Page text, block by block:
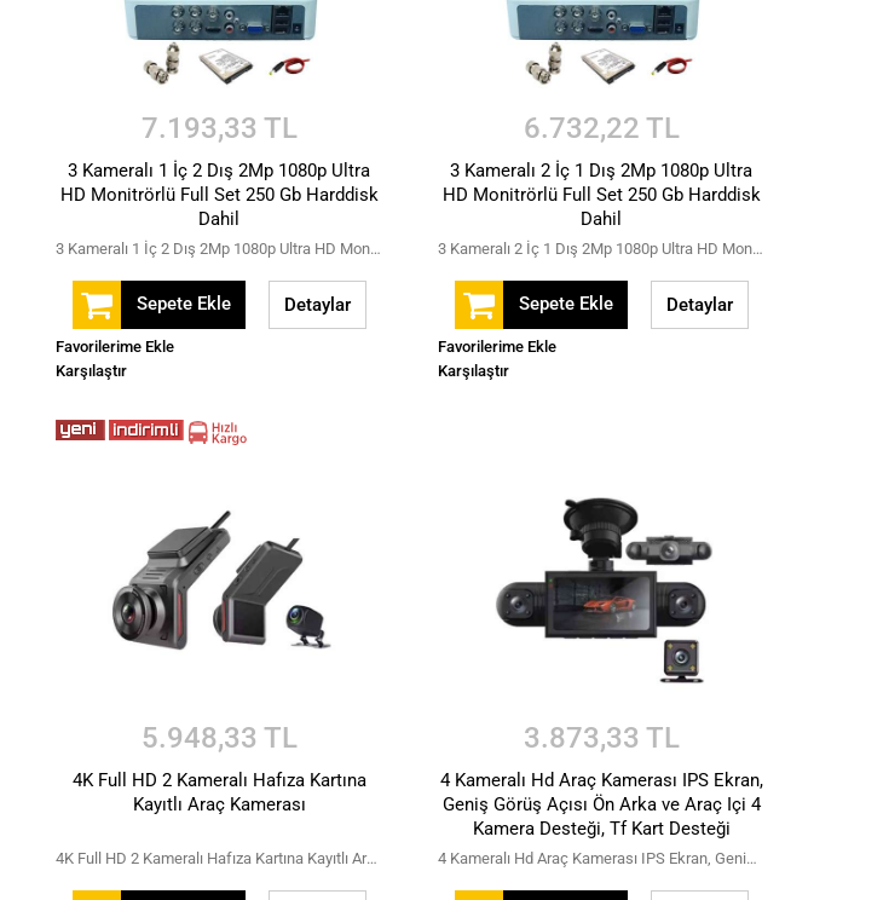
7.193,33 TL
3 Kameralı 1 İç 2 Dış 2Mp 1080p Ultra
HD Monitrörlü Full Set 250 Gb Harddisk
Dahil
3 Kameralı 1 İç 2 Dış 2Mp 1080p Ultra HD Monitrörlü Full Set 250 Gb Harddisk Dahil
Sepete Ekle Detaylar
Favorilerime Ekle
Karşılaştır
6.732,22 TL
3 Kameralı 2 İç 1 Dış 2Mp 1080p Ultra
HD Monitrörlü Full Set 250 Gb Harddisk
Dahil
3 Kameralı 2 İç 1 Dış 2Mp 1080p Ultra HD Monitrörlü Full Set 250 Gb Harddisk Dahil
Sepete Ekle Detaylar
Favorilerime Ekle
Karşılaştır
5.948,33 TL
4K Full HD 2 Kameralı Hafıza Kartına
Kayıtlı Araç Kamerası
4K Full HD 2 Kameralı Hafıza Kartına Kayıtlı Araç Kamerası
3.873,33 TL
4 Kameralı Hd Araç Kamerası IPS Ekran,
Geniş Görüş Açısı Ön Arka ve Araç Içi 4
Kamera Desteği, Tf Kart Desteği
4 Kameralı Hd Araç Kamerası IPS Ekran, Geniş Görüş Açısı Ön Arka ve Araç Içi 4 Kamera Desteği, Tf Kart Desteği